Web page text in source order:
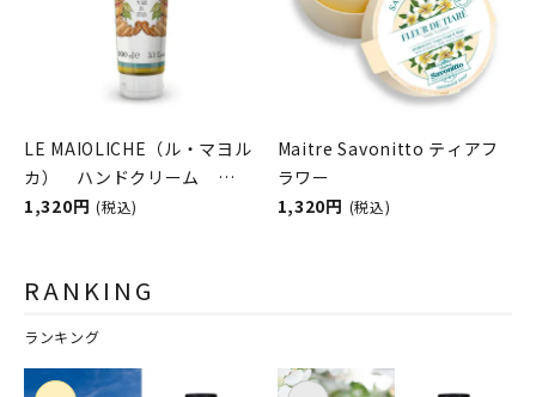
ュソープカンパニー）
LE MAIOLICHE（ル・マヨル
カ） ハンドクリーム
Sicilian Orange
Rudy（ルディ）
1,320円 (税込)
Maitre Savonitto ティアフ
ラワー
1,320円 (税込)
RANKING
ランキング